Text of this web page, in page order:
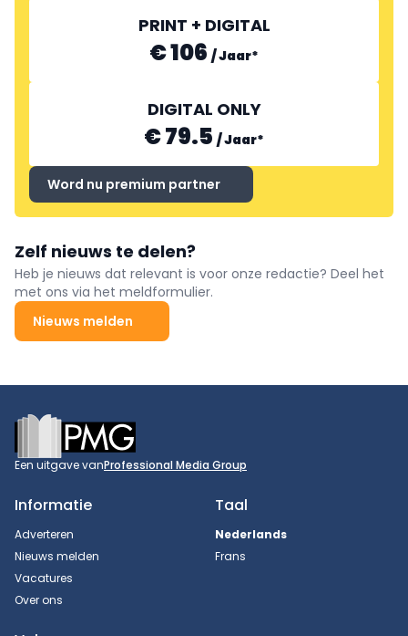
PRINT + DIGITAL
€ 106 /Jaar*
DIGITAL ONLY
€ 79.5 /Jaar*
Word nu premium partner
Zelf nieuws te delen?
Heb je nieuws dat relevant is voor onze redactie? Deel het
met ons via het meldformulier.
Nieuws melden
Footer
Een uitgave vanProfessional Media Group
Informatie
Adverteren
Nieuws melden
Vacatures
Over ons
Taal
Nederlands
Frans